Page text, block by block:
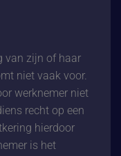
van zijn of haar
niet vaak voor.
werknemer niet
recht op een
hierdoor
is het